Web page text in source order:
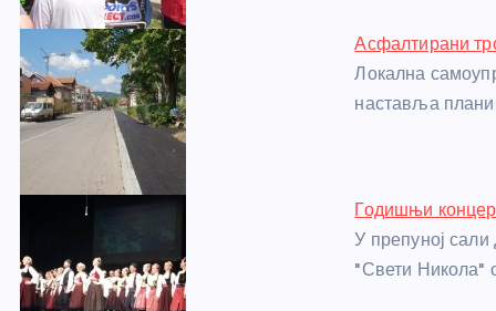
Асфалтирани
Локална
наставља
Годишњи
У препуној
"Свети Никола"